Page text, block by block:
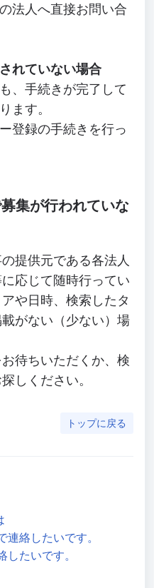
法人へ直接お問い合
れていない場合
、手続きが完了して
ます。
登録の手続きを行っ
集が行われていな
提供元である各法人
応じて随時行ってい
や日時、検索したタ
がない（少ない）場
待ちいただくか、検
しください。
トップに戻る
連絡したいです。
したいです。